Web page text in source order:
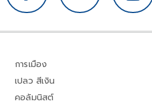
การเมือง
เปลว สีเงิน
คอลัมนิสต์